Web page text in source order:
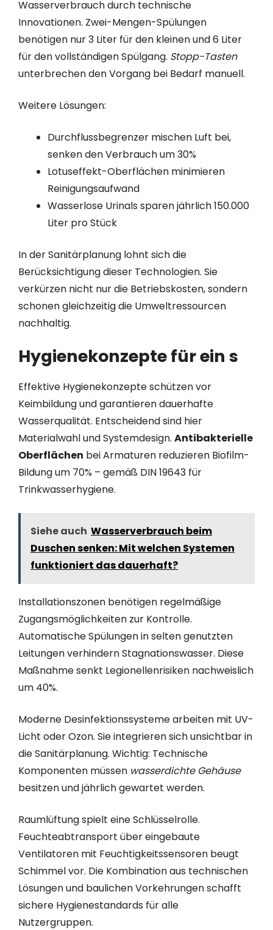
Wasserverbrauch durch technische
Innovationen. Zwei-Mengen-Spülungen
benötigen nur 3 Liter für den kleinen und 6 Liter
für den vollständigen Spülgang. Stopp-Tasten
unterbrechen den Vorgang bei Bedarf manuell.
Weitere Lösungen:
Durchflussbegrenzer mischen Luft bei,
senken den Verbrauch um 30%
Lotuseffekt-Oberflächen minimieren
Reinigungsaufwand
Wasserlose Urinals sparen jährlich 150.000
Liter pro Stück
In der Sanitärplanung lohnt sich die
Berücksichtigung dieser Technologien. Sie
verkürzen nicht nur die Betriebskosten, sondern
schonen gleichzeitig die Umweltressourcen
nachhaltig.
Hygienekonzepte für ein s
Effektive Hygienekonzepte schützen vor
Keimbildung und garantieren dauerhafte
Wasserqualität. Entscheidend sind hier
Materialwahl und Systemdesign. Antibakterielle
Oberflächen bei Armaturen reduzieren Biofilm-
Bildung um 70% – gemäß DIN 19643 für
Trinkwasserhygiene.
Siehe auch Wasserverbrauch beim
Duschen senken: Mit welchen Systemen
funktioniert das dauerhaft?
Installationszonen benötigen regelmäßige
Zugangsmöglichkeiten zur Kontrolle.
Automatische Spülungen in selten genutzten
Leitungen verhindern Stagnationswasser. Diese
Maßnahme senkt Legionellenrisiken nachweislich
um 40%.
Moderne Desinfektionssysteme arbeiten mit UV-
Licht oder Ozon. Sie integrieren sich unsichtbar in
die Sanitärplanung. Wichtig: Technische
Komponenten müssen wasserdichte Gehäuse
besitzen und jährlich gewartet werden.
Raumlüftung spielt eine Schlüsselrolle.
Feuchteabtransport über eingebaute
Ventilatoren mit Feuchtigkeitssensoren beugt
Schimmel vor. Die Kombination aus technischen
Lösungen und baulichen Vorkehrungen schafft
sichere Hygienestandards für alle
Nutzergruppen.